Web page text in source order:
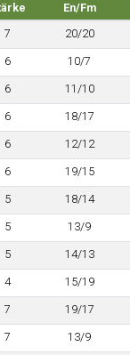
En/Fm
7 20/20
6 10/7
6 11/10
6 18/17
6 12/12
6 19/15
5 18/14
5 13/9
5 14/13
4 15/19
7 19/17
7 13/9